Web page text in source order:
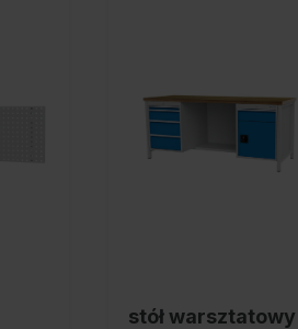
stół warsztatowy